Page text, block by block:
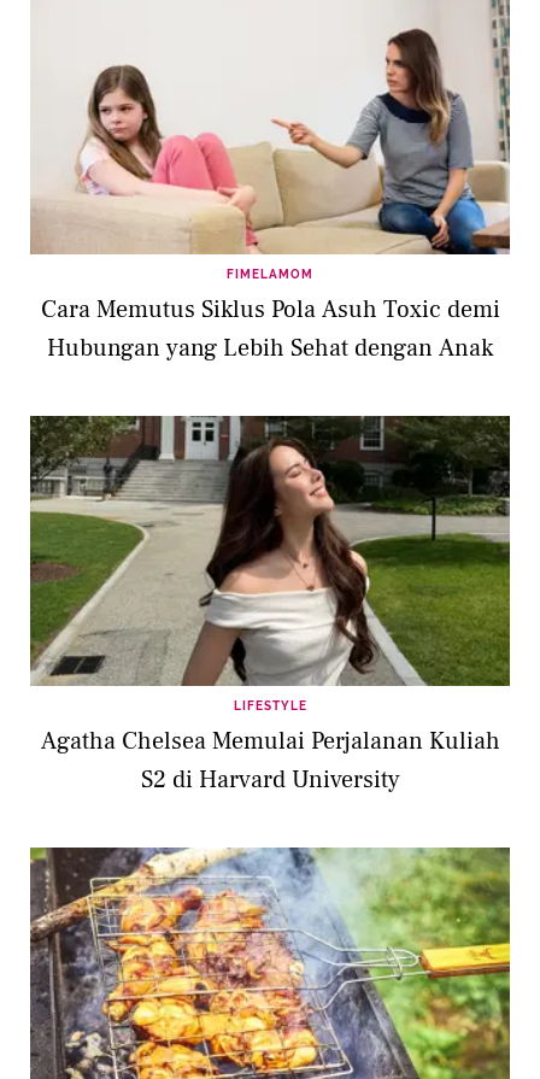
FIMELAMOM
Cara Memutus Siklus Pola Asuh Toxic demi
Hubungan yang Lebih Sehat dengan Anak
LIFESTYLE
Agatha Chelsea Memulai Perjalanan Kuliah
S2 di Harvard University